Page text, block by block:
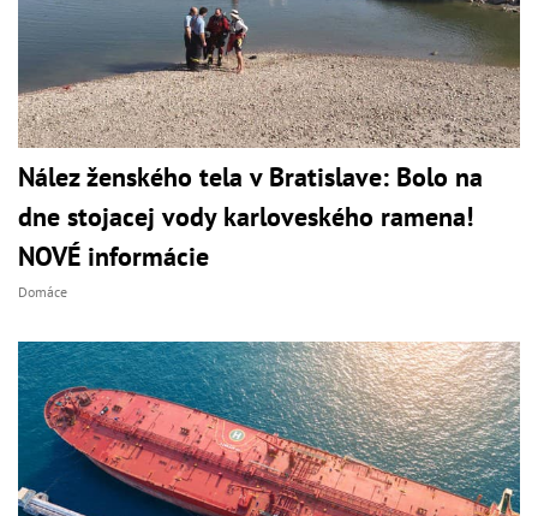
Nález ženského tela v Bratislave: Bolo na
dne stojacej vody karloveského ramena!
NOVÉ informácie
Domáce